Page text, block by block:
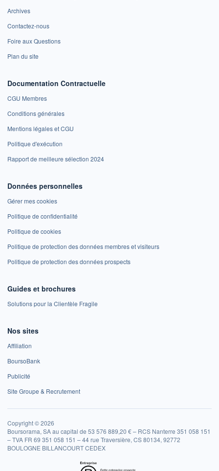
Archives
Contactez-nous
Foire aux Questions
Plan du site
Documentation Contractuelle
CGU Membres
Conditions générales
Mentions légales et CGU
Politique d'exécution
Rapport de meilleure sélection 2024
Données personnelles
Gérer mes cookies
Politique de confidentialité
Politique de cookies
Politique de protection des données membres et visiteurs
Politique de protection des données prospects
Guides et brochures
Solutions pour la Clientèle Fragile
Nos sites
Affiliation
BoursoBank
Publicité
Site Groupe & Recrutement
Copyright © 2026
Boursorama, SA au capital de 53 576 889,20 € – RCS Nanterre 351 058 151
– TVA FR 69 351 058 151 – 44 rue Traversière, CS 80134, 92772
BOULOGNE BILLANCOURT CEDEX